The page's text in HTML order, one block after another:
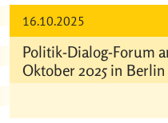
16.10.2025
Politik-Dialog-Forum
Oktober 2025 in